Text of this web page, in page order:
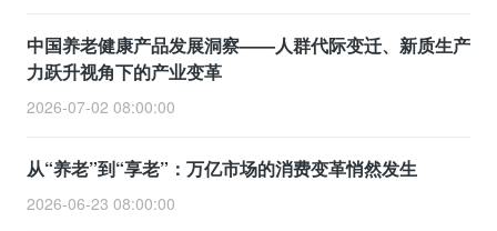
中国养老健康产品发展洞察——人群代际变迁、新质生产
力跃升视角下的产业变革
2026-07-02 08:00:00
从“养老”到“享老”：万亿市场的消费变革悄然发生
2026-06-23 08:00:00